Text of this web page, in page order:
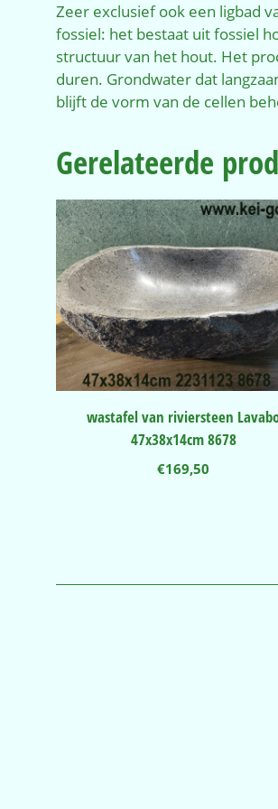
Zeer exclusief ook een ligbad
fossiel: het bestaat uit fossiel
structuur van het hout. Het
duren. Grondwater dat
blijft de vorm van de cellen
Gerelateerde
wastafel van riviersteen
47x38x14cm 8678
€169,50